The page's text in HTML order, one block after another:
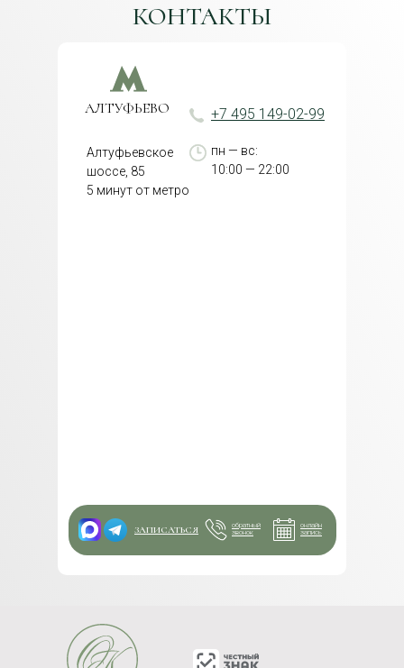
КОНТАКТЫ
АЛТУФЬЕВО
Алтуфьевское
шоссе, 85
5 минут от метро
пн — вс:
10:00 — 22:00
+7 495 149-02-99
онлайн
запись
обратный
звонок
ЗАПИСАТЬСЯ